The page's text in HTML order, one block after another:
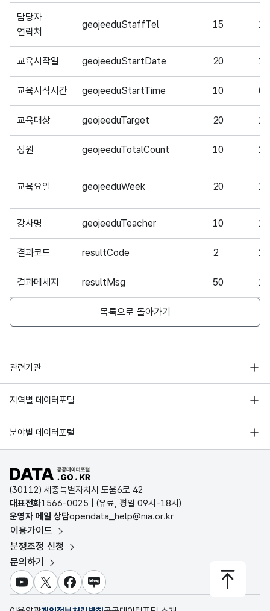
담당자
연락처
geojeeduStaffTel 15 1
교육시작일 geojeeduStartDate 20 1
교육시작시간 geojeeduStartTime 10 0
교육대상 geojeeduTarget 20 1
정원 geojeeduTotalCount 10 1
교육요일 geojeeduWeek 20 1
강사명 geojeeduTeacher 10 1
결과코드 resultCode 2 1
결과메세지 resultMsg 50 1
목록으로 돌아가기
관련기관
행정안전부
한국지능정보사회진흥원
국가정보자원관리원
지역별 데이터포털
서울 열린데이터광장
경기데이터드림
D-데이터허브
인천데이터포털
울산광역시 데이터포털
전남광주통합특별시 빅데이터 플랫폼
대전광역시 데이터포털
세종특별자치시 데이터포털
충청북도 데이터허브
분야별 데이터포털
기상자료개방포털
국토교통부 공간정보오픈플랫폼
환경부 환경데이터포털
문화데이터광장
농림축산식품 공공데이터포털
보건의료빅데이터개방시스템
식품의약품안전처 데이터포털
교육통계서비스
공공데이터포털 바로가기
(30112) 세종특별자치시 도움6로 42
대표전화1566-0025 | (유료, 평일 09시-18시)
운영자 메일 상담opendata_help@nia.or.kr
이용가이드
분쟁조정 신청
문의하기
유튜브X 페이스북
블로그